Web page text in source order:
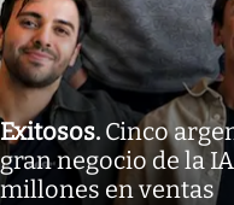
Exitosos. Cinco
gran negocio de la
millones en ventas